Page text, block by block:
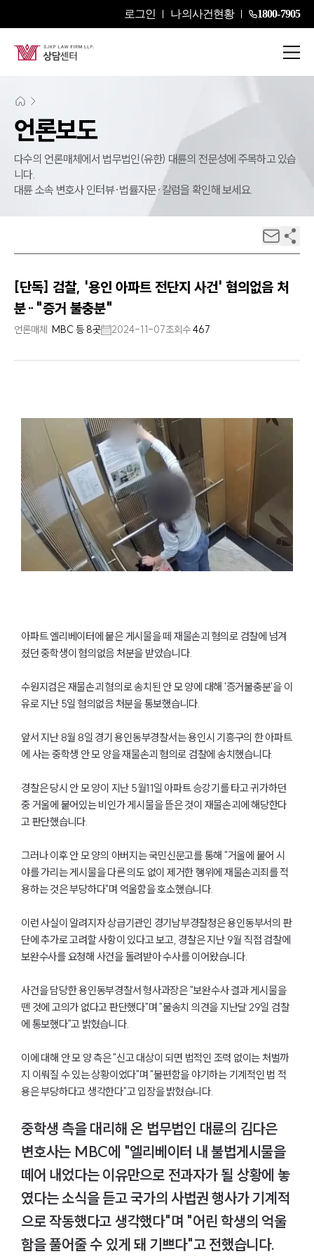
로그인 나의사건현황 1800-7905
센터소개
센터소개
대륜의 강점
글로벌 파트너 로펌
고객의 소리
통합검색
AI대륜
업무사례
업무사례
사례분석/최신동향
언론보도
다수의 언론매체에서 법무법인(유한) 대륜의 전문성에 주목하고 있습
니다.
대륜 소속 변호사 인터뷰·법률자문·칼럼을 확인해 보세요.
[단독] 검찰, '용인 아파트 전단지 사건' 혐의없음 처
분‥"증거 불충분"
언론매체 MBC 등 8곳 2024-11-07조회수467
아파트 엘리베이터에 붙은 게시물을 떼 재물손괴 혐의로 검찰에 넘겨
졌던 중학생이 혐의없음 처분을 받았습니다.
수원지검은 재물손괴 혐의로 송치된 안 모 양에 대해 '증거불충분'을 이
유로 지난 5일 혐의없음 처분을 통보했습니다.
앞서 지난 8월 8일 경기 용인동부경찰서는 용인시 기흥구의 한 아파트
에 사는 중학생 안 모 양을 재물손괴 혐의로 검찰에 송치했습니다.
경찰은 당시 안 모 양이 지난 5월11일 아파트 승강기를 타고 귀가하던
중 거울에 붙어있는 비인가 게시물을 뜯은 것이 재물손괴에 해당한다
고 판단했습니다.
그러나 이후 안 모 양의 아버지는 국민신문고를 통해 "거울에 붙어 시
야를 가리는 게시물을 다른 의도 없이 제거한 행위에 재물손괴죄를 적
용하는 것은 부당하다"며 억울함을 호소했습니다.
이런 사실이 알려지자 상급기관인 경기남부경찰청은 용인동부서의 판
단에 추가로 고려할 사항이 있다고 보고, 경찰은 지난 9월 직접 검찰에
보완수사를 요청해 사건을 돌려받아 수사를 이어왔습니다.
사건을 담당한 용인동부경찰서 형사과장은 "보완수사 결과 게시물을
뗀 것에 고의가 없다고 판단했다"며 "불송치 의견을 지난달 29일 검찰
에 통보했다"고 밝혔습니다.
이에 대해 안 모 양 측은 "신고 대상이 되면 법적인 조력 없이는 처벌까
지 이뤄질 수 있는 상황이었다"며 "불편함을 야기하는 기계적인 법 적
용은 부당하다고 생각한다"고 입장을 밝혔습니다.
중학생 측을 대리해 온 법무법인 대륜의 김다은
변호사는 MBC에 "엘리베이터 내 불법게시물을
떼어 내었다는 이유만으로 전과자가 될 상황에 놓
였다는 소식을 듣고 국가의 사법권 행사가 기계적
으로 작동했다고 생각했다"며 "어린 학생의 억울
함을 풀어줄 수 있게 돼 기쁘다"고 전했습니다.